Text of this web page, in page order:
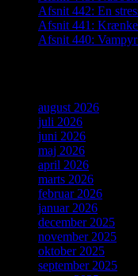
Afsnit 442: En
Afsnit 441:
Afsnit 440:
august 2026
juli 2026
juni 2026
maj 2026
april 2026
marts 2026
februar 2026
januar 2026
december 2025
november 2025
oktober 2025
september 2025